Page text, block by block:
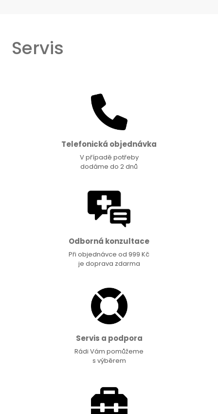
Servis
Telefonická objednávka
V případě potřeby
dodáme do 2 dnů
Odborná konzultace
Při objednávce od 999 Kč
je doprava zdarma
Servis a podpora
Rádi Vám pomůžeme
s výběrem